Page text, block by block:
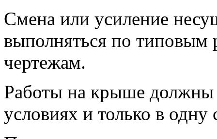
Смена или усиление
выполняться по
чертежам.
Работы на крыше должны
условиях и только в одну